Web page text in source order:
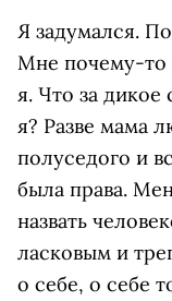
Я задумался.
Мне почему-то
я. Что за
я? Разве мама
полуседого и
была права.
назвать
ласковым и
о себе, о себе